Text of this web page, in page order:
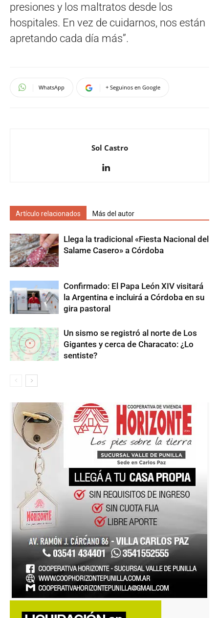
presiones y los maltratos desde los
hospitales. En vez de cuidarnos, nos están
apretando cada día más”.
WhatsApp + Seguinos en Google
Sol Castro
Artículo relacionados Más del autor
Llega la tradicional «Fiesta Nacional del
Salame Casero» a Córdoba
Confirmado: El Papa León XIV visitará
la Argentina e incluirá a Córdoba en su
gira pastoral
Un sismo se registró al norte de Los
Gigantes y cerca de Characato: ¿Lo
sentiste?